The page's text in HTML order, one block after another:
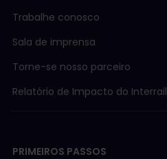
Trabalhe conosco
Sala de imprensa
Torne-se nosso parceiro
Relatório de Impacto do Interrail
PRIMEIROS PASSOS